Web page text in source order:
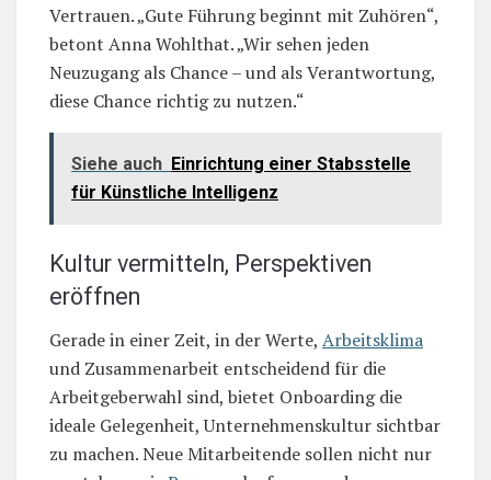
Vertrauen. „Gute Führung beginnt mit Zuhören“,
betont Anna Wohlthat. „Wir sehen jeden
Neuzugang als Chance – und als Verantwortung,
diese Chance richtig zu nutzen.“
Siehe auch Einrichtung einer Stabsstelle
für Künstliche Intelligenz
Kultur vermitteln, Perspektiven
eröffnen
Gerade in einer Zeit, in der Werte, Arbeitsklima
und Zusammenarbeit entscheidend für die
Arbeitgeberwahl sind, bietet Onboarding die
ideale Gelegenheit, Unternehmenskultur sichtbar
zu machen. Neue Mitarbeitende sollen nicht nur